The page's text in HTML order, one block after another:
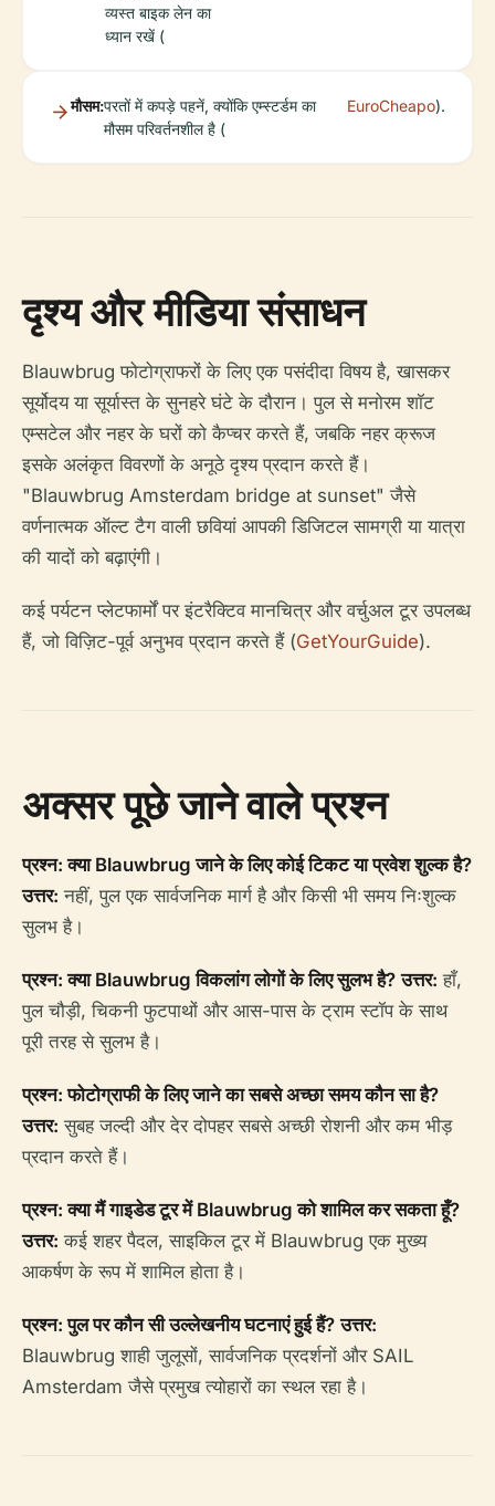
व्यस्त बाइक लेन का
ध्यान रखें (
मौसम:परतों में कपड़े पहनें, क्योंकि एम्स्टर्डम का
मौसम परिवर्तनशील है (
EuroCheapo).
दृश्य और मीडिया संसाधन
Blauwbrug फोटोग्राफरों के लिए एक पसंदीदा विषय है, खासकर
सूर्योदय या सूर्यास्त के सुनहरे घंटे के दौरान। पुल से मनोरम शॉट
एम्सटेल और नहर के घरों को कैप्चर करते हैं, जबकि नहर क्रूज
इसके अलंकृत विवरणों के अनूठे दृश्य प्रदान करते हैं।
"Blauwbrug Amsterdam bridge at sunset" जैसे
वर्णनात्मक ऑल्ट टैग वाली छवियां आपकी डिजिटल सामग्री या यात्रा
की यादों को बढ़ाएंगी।
कई पर्यटन प्लेटफार्मों पर इंटरैक्टिव मानचित्र और वर्चुअल टूर उपलब्ध
हैं, जो विज़िट-पूर्व अनुभव प्रदान करते हैं (GetYourGuide).
अक्सर पूछे जाने वाले प्रश्न
प्रश्न: क्या Blauwbrug जाने के लिए कोई टिकट या प्रवेश शुल्क है?
उत्तर: नहीं, पुल एक सार्वजनिक मार्ग है और किसी भी समय निःशुल्क
सुलभ है।
प्रश्न: क्या Blauwbrug विकलांग लोगों के लिए सुलभ है? उत्तर: हाँ,
पुल चौड़ी, चिकनी फुटपाथों और आस-पास के ट्राम स्टॉप के साथ
पूरी तरह से सुलभ है।
प्रश्न: फोटोग्राफी के लिए जाने का सबसे अच्छा समय कौन सा है?
उत्तर: सुबह जल्दी और देर दोपहर सबसे अच्छी रोशनी और कम भीड़
प्रदान करते हैं।
प्रश्न: क्या मैं गाइडेड टूर में Blauwbrug को शामिल कर सकता हूँ?
उत्तर: कई शहर पैदल, साइकिल टूर में Blauwbrug एक मुख्य
आकर्षण के रूप में शामिल होता है।
प्रश्न: पुल पर कौन सी उल्लेखनीय घटनाएं हुई हैं? उत्तर:
Blauwbrug शाही जुलूसों, सार्वजनिक प्रदर्शनों और SAIL
Amsterdam जैसे प्रमुख त्योहारों का स्थल रहा है।